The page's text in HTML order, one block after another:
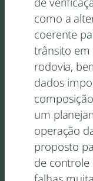
como a
coerente
trânsito
rodovia,
dados
um
operação
proposto
de controle